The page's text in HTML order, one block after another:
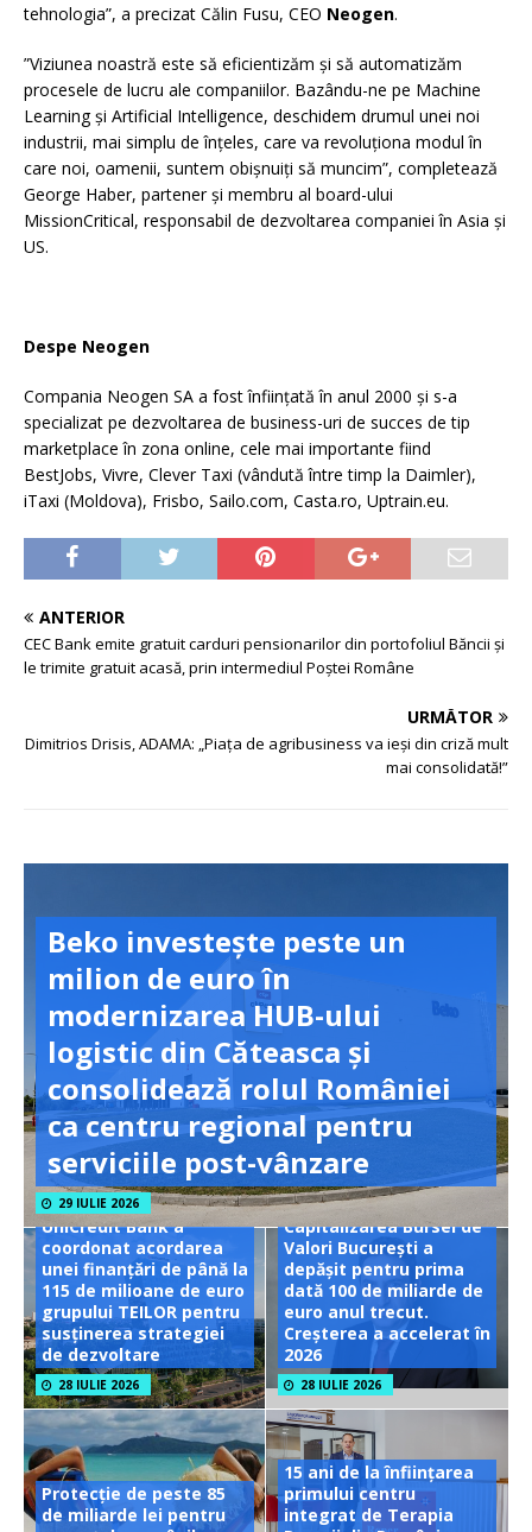
tehnologia”, a precizat Călin Fusu, CEO Neogen.
”Viziunea noastră este să eficientizăm și să automatizăm
procesele de lucru ale companiilor. Bazându-ne pe Machine
Learning și Artificial Intelligence, deschidem drumul unei noi
industrii, mai simplu de înțeles, care va revoluționa modul în
care noi, oamenii, suntem obișnuiți să muncim”, completează
George Haber, partener și membru al board-ului
MissionCritical, responsabil de dezvoltarea companiei în Asia și
US.
Despe Neogen
Compania Neogen SA a fost înființată în anul 2000 și s-a
specializat pe dezvoltarea de business-uri de succes de tip
marketplace în zona online, cele mai importante fiind
BestJobs, Vivre, Clever Taxi (vândută între timp la Daimler),
iTaxi (Moldova), Frisbo, Sailo.com, Casta.ro, Uptrain.eu.
ANTERIOR
CEC Bank emite gratuit carduri pensionarilor din portofoliul Băncii și
le trimite gratuit acasă, prin intermediul Poștei Române
URMĂTOR
Dimitrios Drisis, ADAMA: „Piața de agribusiness va ieși din criză mult
mai consolidată!”
Beko investește peste un
milion de euro în
modernizarea HUB-ului
logistic din Căteasca și
consolidează rolul României
ca centru regional pentru
serviciile post-vânzare
29 IULIE 2026
UniCredit Bank a
coordonat acordarea
unei finanțări de până la
115 de milioane de euro
grupului TEILOR pentru
susținerea strategiei
de dezvoltare
28 IULIE 2026
Capitalizarea Bursei de
Valori București a
depășit pentru prima
dată 100 de miliarde de
euro anul trecut.
Creșterea a accelerat în
2026
28 IULIE 2026
Protecție de peste 85
de miliarde lei pentru
15 ani de la înființarea
primului centru
integrat de Terapia